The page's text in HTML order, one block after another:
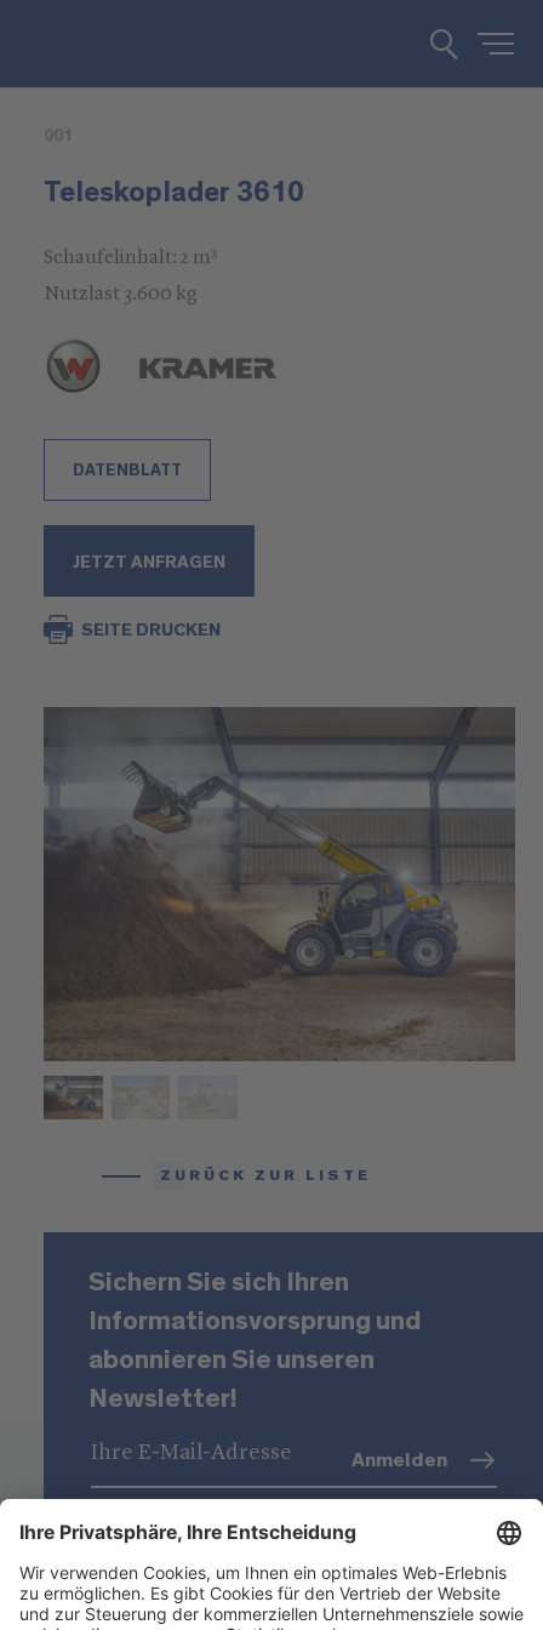
001
Teleskoplader 3610
Schaufelinhalt: 2 m³
Nutzlast 3.600 kg
DATENBLATT
JETZT ANFRAGEN
SEITE DRUCKEN
ZURÜCK ZUR LISTE
Sichern Sie sich Ihren
Informationsvorsprung und
abonnieren Sie unseren
Newsletter!
Datenschutz (Info)
Anmelden